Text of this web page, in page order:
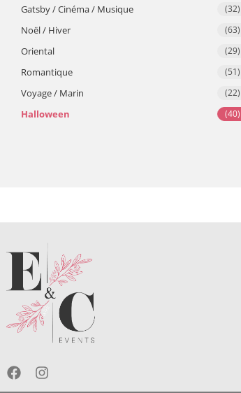
Gatsby / Cinéma / Musique (32)
Noël / Hiver (63)
Oriental (29)
Romantique (51)
Voyage / Marin (22)
​Halloween (40)